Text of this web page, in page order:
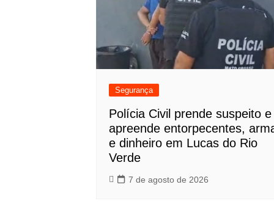
Segurança
Polícia Civil prende suspeito e
apreende entorpecentes,
e dinheiro em Lucas do Rio
Verde
7 de agosto de 2026